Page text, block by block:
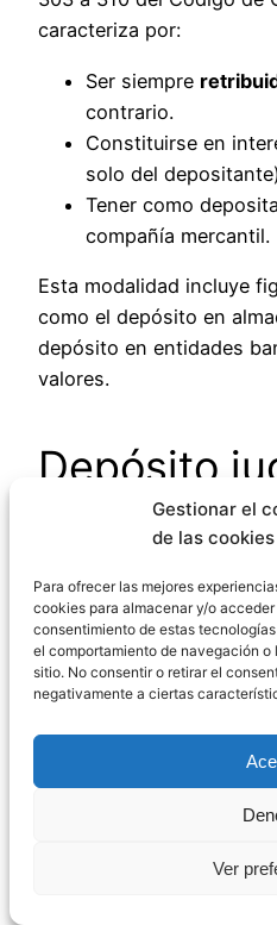
Gestionar el
de las cookies
Para ofrecer las mejores
cookies para almacenar y/o
consentimiento de estas
el comportamiento de navegación
sitio. No consentir o retirar el
negativamente a ciertas
Ver
caracteriza por:
Ser siempre
contrario.
Constituirse en
solo del
Tener como
compañía mercantil.
Esta modalidad incluye
como el depósito en
depósito en entidades
valores.
Depósito
por orden de la
en el marco de un
principalmente en la Ley
presenta características
Se constituye por
voluntad de las
El depositario es
para el depositario.